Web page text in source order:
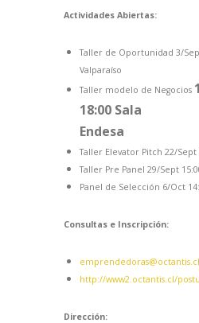
Actividades Abiertas:
Taller de Oportunidad 3/
Valparaíso
Taller modelo de Negocios
18:00 Sala
Endesa
Taller Elevator Pitch 22/Sept
Taller Pre Panel 29/Sept
Panel de Selección 6/Oct
Consultas e Inscripción:
emprendedoras@octantis.cl
http://www2.octantis.cl/
Dirección: